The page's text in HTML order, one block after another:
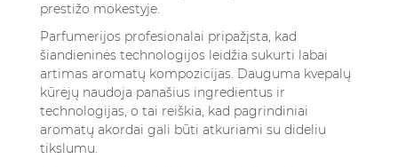
prestižo mokestyje.
Parfumerijos profesionalai pripažįsta, kad
šiandieninės technologijos leidžia sukurti labai
artimas aromatų kompozicijas. Dauguma kvepalų
kūrėjų naudoja panašius ingredientus ir
technologijas, o tai reiškia, kad pagrindiniai
aromatų akordai gali būti atkuriami su dideliu
tikslumu.